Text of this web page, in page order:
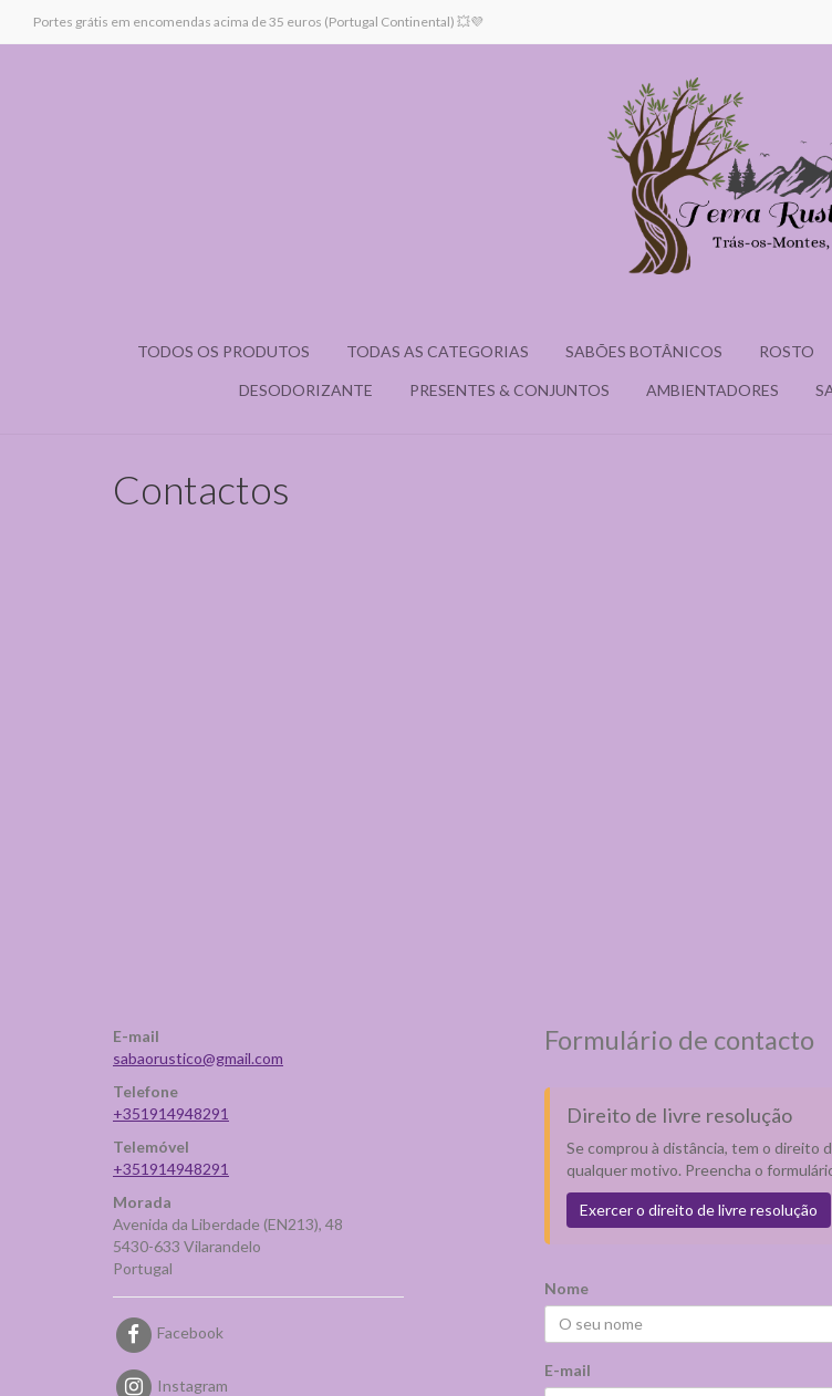
Portes grátis em encomendas acima de 35 euros (Portugal Continental) 💥💜
TODOS OS PRODUTOS TODAS AS CATEGORIAS SABÕES BOTÂNICOS ROSTO
DESODORIZANTE PRESENTES & CONJUNTOS AMBIENTADORES
Contactos
E-mail
sabaorustico@gmail.com
Telefone
+351914948291
Telemóvel
+351914948291
Morada
Avenida da Liberdade (EN213), 48
5430-633 Vilarandelo
Portugal
Facebook
Instagram
Formulário de contacto
Direito de livre resolução
Se comprou à distância, tem o direito
qualquer motivo. Preencha o
Exercer o direito de livre resolução
Nome
E-mail